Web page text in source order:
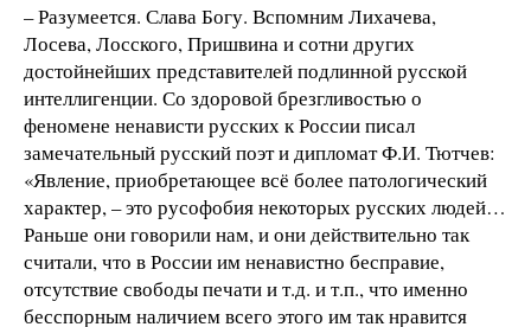
– Разумеется. Слава Богу. Вспомним Лихачева,
Лосева, Лосского, Пришвина и сотни других
достойнейших представителей подлинной русской
интеллигенции. Со здоровой брезгливостью о
феномене ненависти русских к России писал
замечательный русский поэт и дипломат Ф.И. Тютчев:
«Явление, приобретающее всё более патологический
характер, – это русофобия некоторых русских людей…
Раньше они говорили нам, и они действительно так
считали, что в России им ненавистно бесправие,
отсутствие свободы печати и т.д. и т.п., что именно
бесспорным наличием всего этого им так нравится